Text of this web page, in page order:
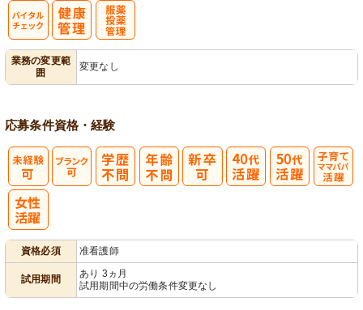
業務の変更範
囲
変更なし
応募条件資格・経験
資格必須 准看護師
試用期間
あり 3ヵ月
試用期間中の労働条件変更なし